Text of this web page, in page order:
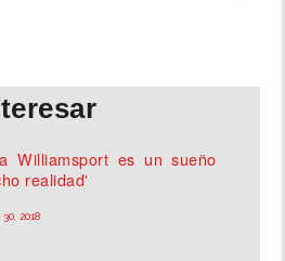
Williamsport es un sueño
realidad'
2018